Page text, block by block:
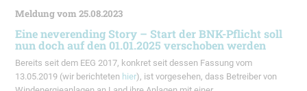
Meldung vom 25.08.2023
Eine neverending Story – Start der BNK-Pflicht soll
nun doch auf den 01.01.2025 verschoben werden
Bereits seit dem EEG 2017, konkret seit dessen Fassung vom
13.05.2019 (wir berichteten hier), ist vorgesehen, dass Betreiber von